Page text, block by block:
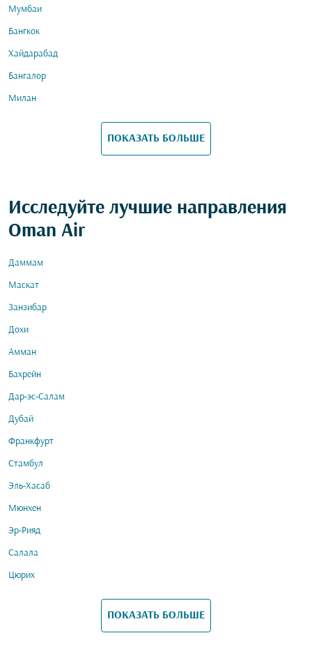
Мумбаи
Бангкок
Хайдарабад
Бангалор
Милан
ПОКАЗАТЬ БОЛЬШЕ
Исследуйте лучшие направления
Oman Air
Даммам
Маскат
Занзибар
Дохи
Амман
Бахрейн
Дар-эс-Салам
Дубай
Франкфурт
Стамбул
Эль-Хасаб
Мюнхен
Эр-Рияд
Салала
Цюрих
ПОКАЗАТЬ БОЛЬШЕ